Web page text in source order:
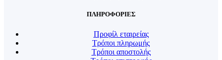
ΠΛΗΡΟΦΟΡΙΕΣ
Προφίλ εταιρείας
Τρόποι πληρωμής
Τρόποι αποστολής